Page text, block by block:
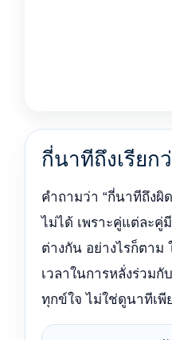
กี่นาทีถึงเรียก
คำถามว่า “กี่นาทีถึงผิ
ไม่ได้ เพราะคู่แต่ละคู่
ต่างกัน อย่างไรก็ตา
เวลาในการหลั่งร่วม
ทุกข์ใจ ไม่ใช่ดูนาทีเพี